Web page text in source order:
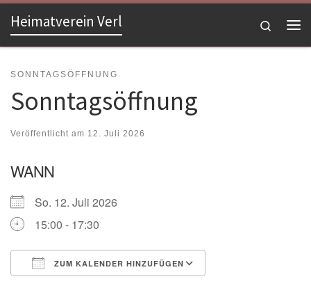
Zum Inhalt springen
Heimatverein Verl
Search
SONNTAGSÖFFNUNG
Sonntagsöffnung
Veröffentlicht am 12. Juli 2026
WANN
So. 12. Juli 2026
15:00 - 17:30
ZUM KALENDER HINZUFÜGEN